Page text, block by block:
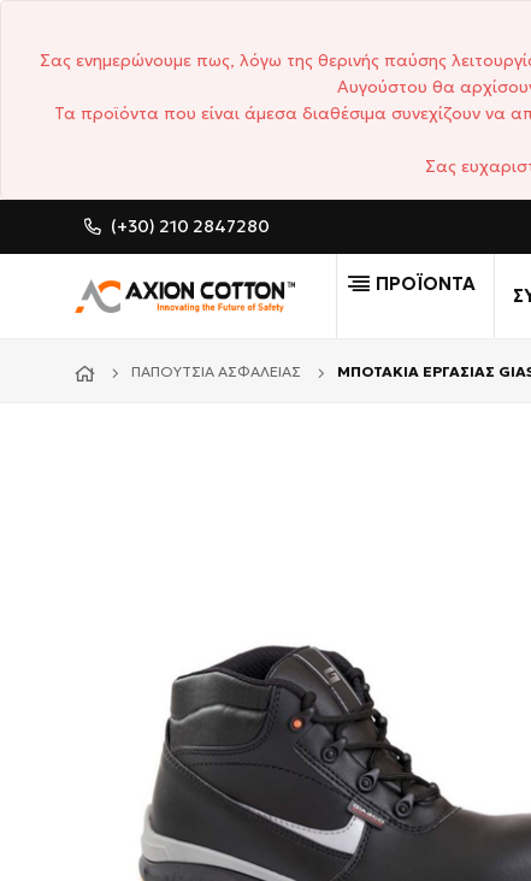
Σας ενημερώνουμε πως, λόγω της θερινής παύσης
Αυγούστου θα
Τα προϊόντα που είναι άμεσα διαθέσιμα συνεχίζουν να
Σας
(+30) 210 2847280 CUSTOM MADE
ΠΡΟΪΟΝΤΑ
ΠΑΠΟΎΤΣΙΑ ΑΣΦΑΛΕΊΑΣ ΜΠΟΤΑΚΙΑ ΕΡΓΑΣΙΑΣ